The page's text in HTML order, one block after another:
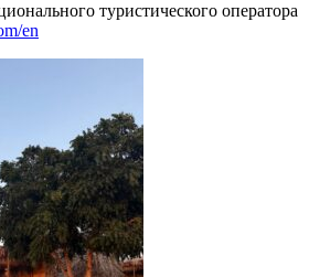
туристического оператора
en